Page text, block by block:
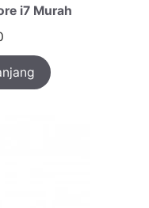
i7 Murah